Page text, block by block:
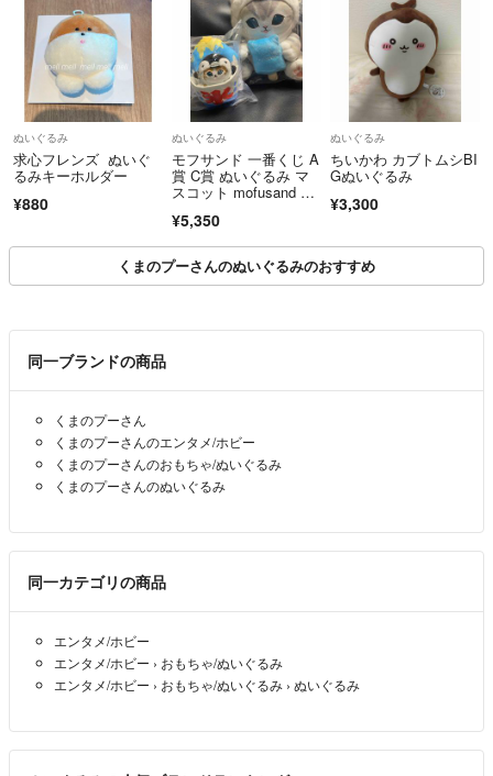
ぬいぐるみ
求心フレンズ ぬいぐ
るみキーホルダー
¥880
ぬいぐるみ
モフサンド 一番くじ A
賞 C賞 ぬいぐるみ マ
スコット mofusand ひ
¥5,350
ぬいぐるみ
ちいかわ カブトムシBI
Gぬいぐるみ
¥3,300
くまのプーさんのぬいぐるみのおすすめ
同一ブランドの商品
くまのプーさん
くまのプーさんのエンタメ/ホビー
くまのプーさんのおもちゃ/ぬいぐるみ
くまのプーさんのぬいぐるみ
同一カテゴリの商品
エンタメ/ホビー
エンタメ/ホビー › おもちゃ/ぬいぐるみ
エンタメ/ホビー › おもちゃ/ぬいぐるみ › ぬいぐるみ